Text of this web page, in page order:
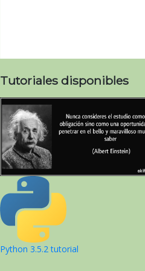
Tutoriales disponibles
Python 3.5.2 tutorial